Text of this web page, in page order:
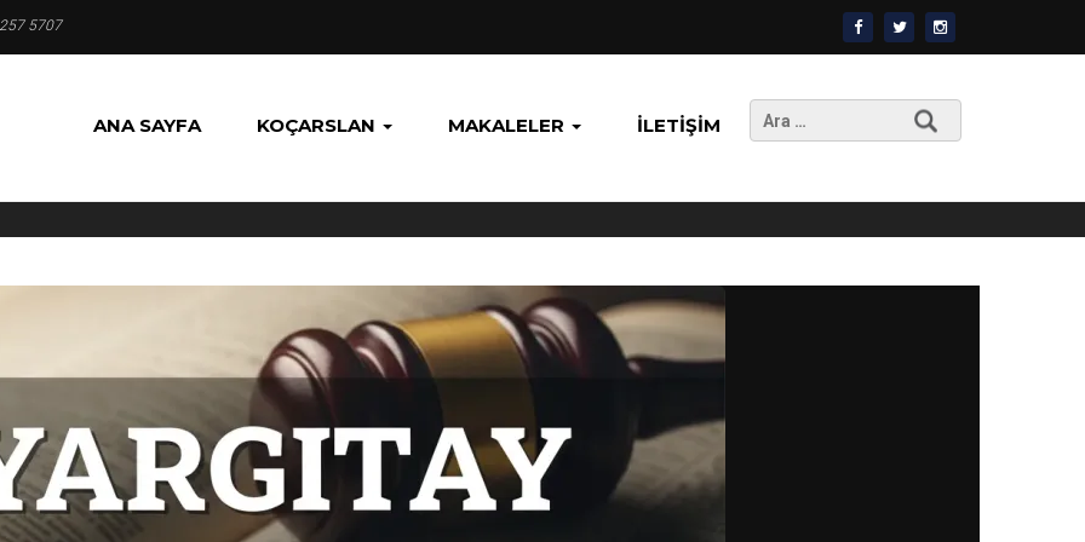
5707
ANA SAYFA KOÇARSLAN MAKALELER İLETIŞIM
Arama: